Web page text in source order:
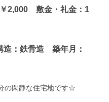
敷金・礼金：1
：鉄骨造 築年月：
の閑静な住宅地です☆